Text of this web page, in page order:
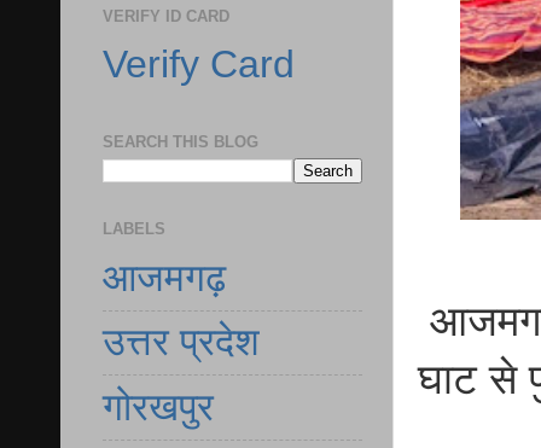
घाट से
VERIFY ID CARD
Verify Card
SEARCH THIS BLOG
LABELS
आजमगढ़
उत्तर प्रदेश
गोरखपुर